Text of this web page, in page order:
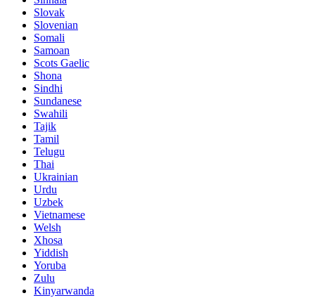
Slovak
Slovenian
Somali
Samoan
Scots Gaelic
Shona
Sindhi
Sundanese
Swahili
Tajik
Tamil
Telugu
Thai
Ukrainian
Urdu
Uzbek
Vietnamese
Welsh
Xhosa
Yiddish
Yoruba
Zulu
Kinyarwanda